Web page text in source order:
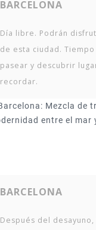
BARCELONA
Día libre. Podrán
de esta ciudad.
pasear y descubrir
recordar.
BARCELONA
Después del